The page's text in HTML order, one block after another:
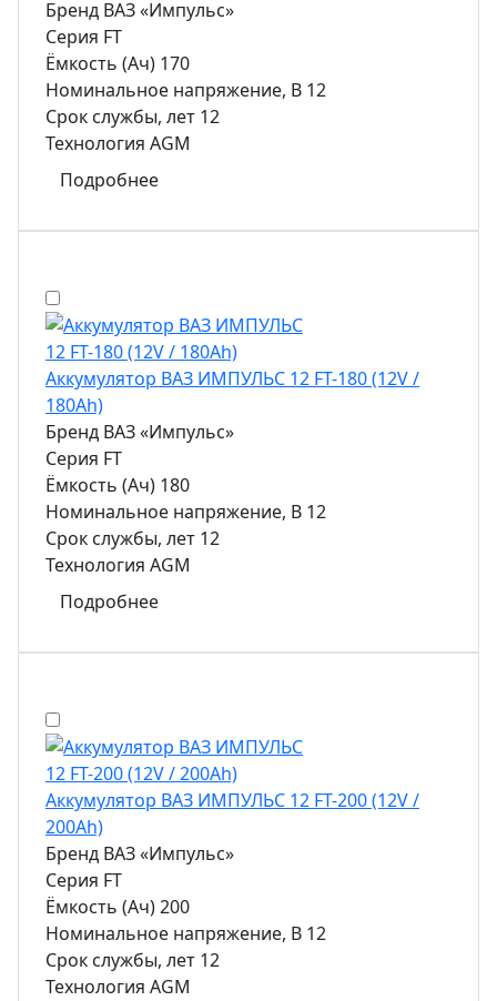
Бренд ВАЗ «Импульс»
Серия FT
Ёмкость (Ач) 170
Номинальное напряжение, В 12
Срок службы, лет 12
Технология AGM
Подробнее
Аккумулятор ВАЗ ИМПУЛЬС 12 FT-180 (12V /
180Ah)
Бренд ВАЗ «Импульс»
Серия FT
Ёмкость (Ач) 180
Номинальное напряжение, В 12
Срок службы, лет 12
Технология AGM
Подробнее
Аккумулятор ВАЗ ИМПУЛЬС 12 FT-200 (12V /
200Ah)
Бренд ВАЗ «Импульс»
Серия FT
Ёмкость (Ач)200
Номинальное напряжение, В 12
Срок службы, лет 12
Технология AGM